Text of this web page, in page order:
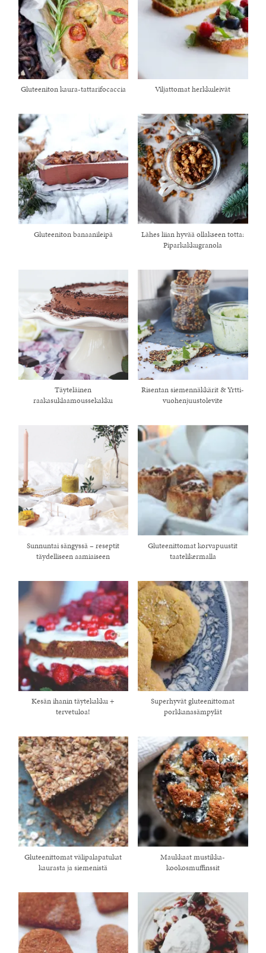
Gluteeniton kaura-tattarifocaccia Viljattomat herkkuleivät
Gluteeniton banaanileipä
Lähes liian hyvää ollakseen totta:
Piparkakkugranola
Täyteläinen
raakasuklaamoussekakku
Risentan siemennäkkärit & Yrtti-
vuohenjuustolevite
Sunnuntai sängyssä – reseptit
täydelliseen aamiaiseen
Gluteenittomat korvapuustit
taatelikermalla
Kesän ihanin täytekakku +
tervetuloa!
Superhyvät gluteenittomat
porkkanasämpylät
Gluteenittomat välipalapatukat
kaurasta ja siemenistä
Maukkaat mustikka-
kookosmuffinssit